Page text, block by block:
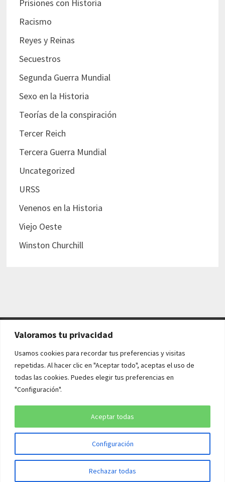
Valoramos tu privacidad
Usamos cookies para recordar tus preferencias y visitas
repetidas. Al hacer clic en "Aceptar todo", aceptas el uso de
todas las cookies. Puedes elegir tus preferencias en
"Configuración".
Configuración
Rechazar todas
Aceptar todas
Prisiones con Historia
Racismo
Reyes y Reinas
Secuestros
Segunda Guerra Mundial
Sexo en la Historia
Teorías de la conspiración
Tercer Reich
Tercera Guerra Mundial
Uncategorized
URSS
Venenos en la Historia
Viejo Oeste
Winston Churchill
AVISO LEGAL Y POLÍTICAS
Aviso legal
Política de cookies
Copyright © 2026¡QUÉ HISTORIA!. Funciona conWordPressy